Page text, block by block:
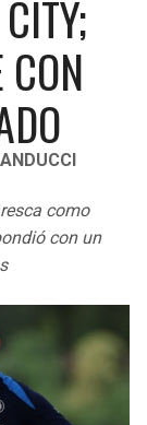
como
con un